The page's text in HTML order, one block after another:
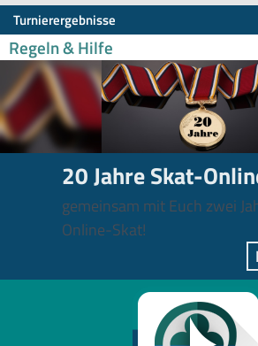
Turnierergebnisse
Regeln & Hilfe
20 Jahre Skat-
gemeinsam mit Euch zwei
Online-Skat!